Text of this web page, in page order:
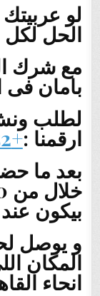
لو
الحل
مع شرك
بامان فى
لطلب
ارقمنا :+201282505052
بعد ما
بيكون
و يوصل
المكان
انحاء